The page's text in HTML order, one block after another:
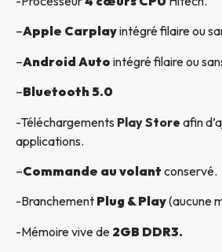
–Apple Carplayintégré filaire ou
–Android Auto intégré filaire ou
–Bluetooth 5.0
-Téléchargements Play Store afin
applications.
–Commande au volant conservé.
-Branchement Plug & Play(aucune
-Mémoire vive de 2GB DDR3.